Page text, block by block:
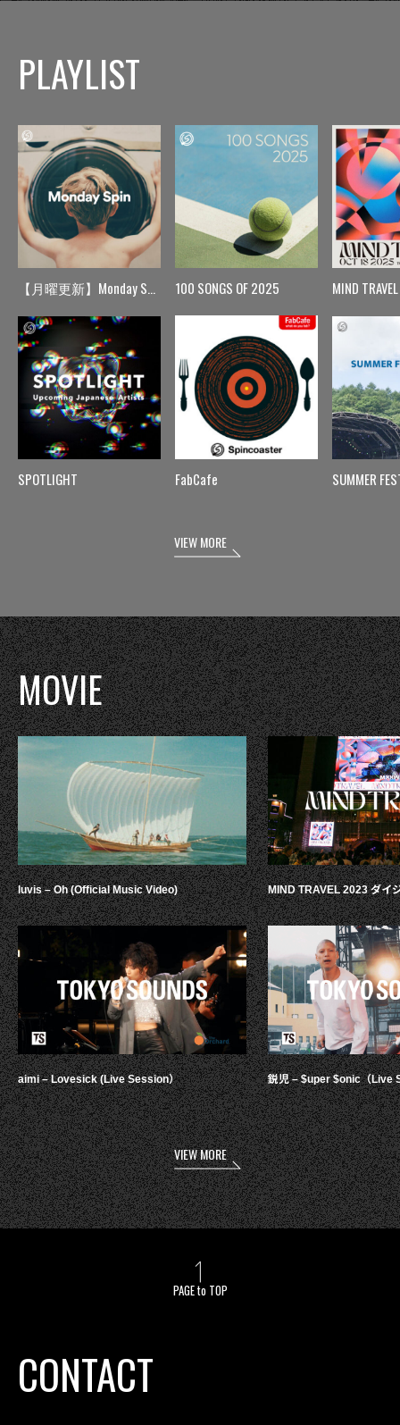
PLAYLIST
【月曜更新】Monday Spin
SPOTLIGHT
100 SONGS OF 2025
FabCafe
MIND TRAVEL
SUMMER
VIEW MORE
MOVIE
luvis – Oh (Official Music Video)
aimi – Lovesick (Live Session）
MIND TRAVEL 2023 ダイ
鋭児 – $uper $onic（Live
VIEW MORE
PAGE to TOP
CONTACT